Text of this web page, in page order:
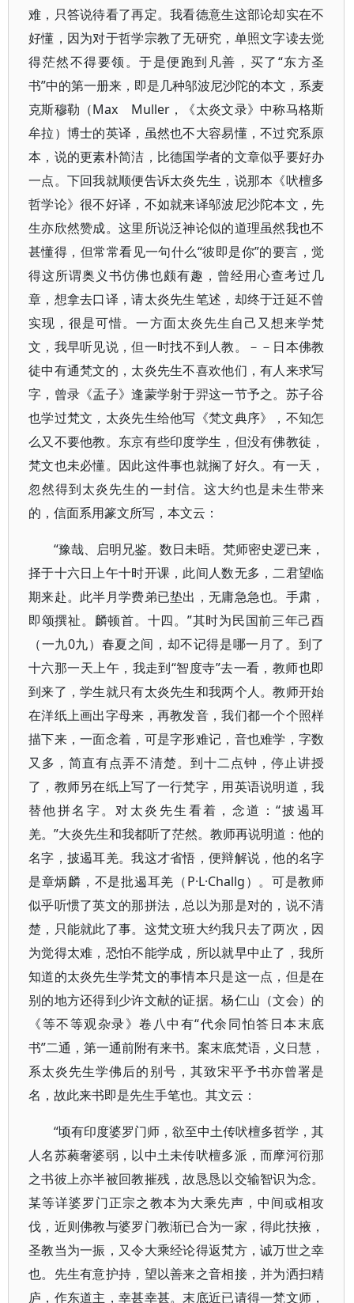
难，只答说待看了再定。我看德意生这部论却实在不
好懂，因为对于哲学宗教了无研究，单照文字读去觉
得茫然不得要领。于是便跑到凡善，买了“东方圣
书”中的第一册来，即是几种邬波尼沙陀的本文，系麦
克斯穆勒（Max Muller，《太炎文录》中称马格斯
牟拉）博士的英译，虽然也不大容易懂，不过究系原
本，说的更素朴简洁，比德国学者的文章似乎要好办
一点。下回我就顺便告诉太炎先生，说那本《吠檀多
哲学论》很不好译，不如就来译邬波尼沙陀本文，先
生亦欣然赞成。这里所说泛神论似的道理虽然我也不
甚懂得，但常常看见一句什么“彼即是你”的要言，觉
得这所谓奥义书仿佛也颇有趣，曾经用心查考过几
章，想拿去口译，请太炎先生笔述，却终于迁延不曾
实现，很是可惜。一方面太炎先生自己又想来学梵
文，我早听见说，但一时找不到人教。－－日本佛教
徒中有通梵文的，太炎先生不喜欢他们，有人来求写
字，曾录《盂子》逢蒙学射于羿这一节予之。苏子谷
也学过梵文，太炎先生给他写《梵文典序》，不知怎
么又不要他教。东京有些印度学生，但没有佛教徒，
梵文也未必懂。因此这件事也就搁了好久。有一天，
忽然得到太炎先生的一封信。这大约也是未生带来
的，信面系用篆文所写，本文云：
“豫哉、启明兄鉴。数日未晤。梵师密史逻已来，
择于十六日上午十时开课，此间人数无多，二君望临
期来赴。此半月学费弟已垫出，无庸急急也。手肃，
即颂撰祉。麟顿首。十四。”其时为民国前三年己酉
（一九0九）春夏之间，却不记得是哪一月了。到了
十六那一天上午，我走到“智度寺”去一看，教师也即
到来了，学生就只有太炎先生和我两个人。教师开始
在洋纸上画出字母来，再教发音，我们都一个个照样
描下来，一面念着，可是字形难记，音也难学，字数
又多，简直有点弄不清楚。到十二点钟，停止讲授
了，教师另在纸上写了一行梵字，用英语说明道，我
替他拼名字。对太炎先生看着，念道：“披遏耳
羌。”大炎先生和我都听了茫然。教师再说明道：他的
名字，披遏耳羌。我这才省悟，便辩解说，他的名字
是章炳麟，不是批遏耳羌（P·L·Challg）。可是教师
似乎听惯了英文的那拼法，总以为那是对的，说不清
楚，只能就此了事。这梵文班大约我只去了两次，因
为觉得太难，恐怕不能学成，所以就早中止了，我所
知道的太炎先生学梵文的事情本只是这一点，但是在
别的地方还得到少许文献的证据。杨仁山（文会）的
《等不等观杂录》卷八中有“代余同怕答日本末底
书”二通，第一通前附有来书。案末底梵语，义日慧，
系太炎先生学佛后的别号，其致宋平予书亦曾署是
名，故此来书即是先生手笔也。其文云：
“顷有印度婆罗门师，欲至中土传吠檀多哲学，其
人名苏蕤奢婆弱，以中土未传吠檀多派，而摩河衍那
之书彼上亦半被回教摧残，故恳恳以交输智识为念。
某等详婆罗门正宗之教本为大乘先声，中间或相攻
伐，近则佛教与婆罗门教渐已合为一家，得此扶掖，
圣教当为一振，又令大乘经论得返梵方，诚万世之幸
也。先生有意护持，望以善来之音相接，并为洒扫精
庐，作东道主，幸甚幸甚。末底近已请得一梵文师，